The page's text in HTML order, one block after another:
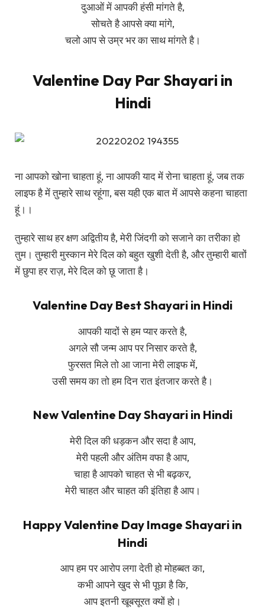
दुआओं में आपकी हंसी मांगते है,
सोचते है आपसे क्या मांगे,
चलो आप से उम्र भर का साथ मांगते है।
Valentine Day Par Shayari in
Hindi
ना आपको खोना चाहता हूं, ना आपकी याद में रोना चाहता हूं, जब तक
लाइफ है में तुम्हारे साथ रहूंगा, बस यही एक बात में आपसे कहना चाहता
हूं।।
तुम्हारे साथ हर क्षण अद्वितीय है, मेरी जिंदगी को सजाने का तरीका हो
तुम। तुम्हारी मुस्कान मेरे दिल को बहुत खुशी देती है, और तुम्हारी बातों
में छुपा हर राज़, मेरे दिल को छू जाता है।
Valentine Day Best Shayari in Hindi
आपकी यादों से हम प्यार करते है,
अगले सौ जन्म आप पर निसार करते है,
फुरसत मिले तो आ जाना मेरी लाइफ में,
उसी समय का तो हम दिन रात इंतजार करते है।
New Valentine Day Shayari in Hindi
मेरी दिल की धड़कन और सदा है आप,
मेरी पहली और अंतिम वफा है आप,
चाहा है आपको चाहत से भी बढ़कर,
मेरी चाहत और चाहत की इंतिहा है आप।
Happy Valentine Day Image Shayari in
Hindi
आप हम पर आरोप लगा देती हो मोहब्बत का,
कभी आपने खुद से भी पूछा है कि,
आप इतनी खूबसूरत क्यों हो।